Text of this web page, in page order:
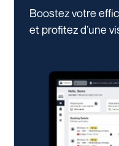
Boostez votre
et profitez d’une